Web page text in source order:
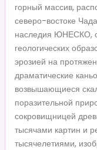
горный массив,
северо-востоке
наследия ЮНЕСКО,
геологических
эрозией на
драматические
возвышающиеся
поразительной
сокровищницей
тысячами картин и
тысячелетиями,